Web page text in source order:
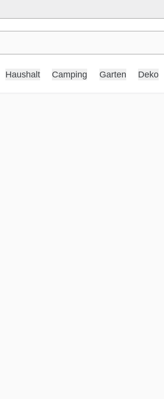
Haushalt Camping Garten Deko